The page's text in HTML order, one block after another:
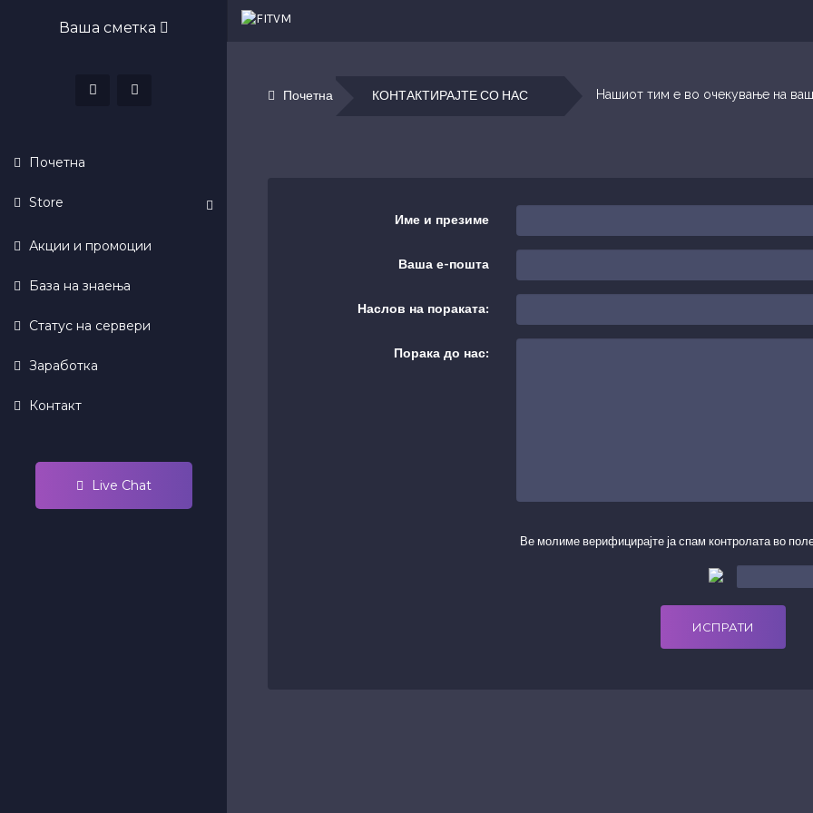
Ваша сметка
Почетна
Store
Акции и промоции
База на знаења
Статус на сервери
Заработка
Контакт
Live Chat
Почетна КОНТАКТИРАЈТЕ СО НАС Нашиот тим е во очекување на
Име и презиме
Ваша е-пошта
Наслов на пораката:
Порака до нас:
Ве молиме верифицирајте ја спам контролата во
ИСПРАТИ